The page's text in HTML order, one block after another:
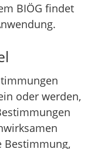
BIÖG findet
oder werden,
Bestimmung,